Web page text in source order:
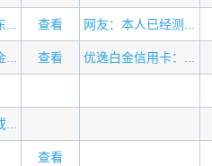
... 查看 网友：本人已经测...
... 查看 优逸白金信用卡：...
...
查看